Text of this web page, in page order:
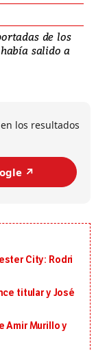
de los
salido a
los resultados
↗️
City: Rodri
titular y José
Amir Murillo y